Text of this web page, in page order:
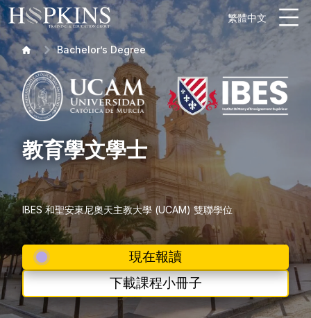
繁體中文
Bachelor’s Degree
教育學文學士
IBES 和聖安東尼奧天主教大學 (UCAM) 雙聯學位
現在報讀
下載課程小冊子